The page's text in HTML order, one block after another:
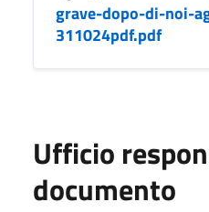
grave-dopo-di-noi-
311024pdf.pdf
Ufficio
documento